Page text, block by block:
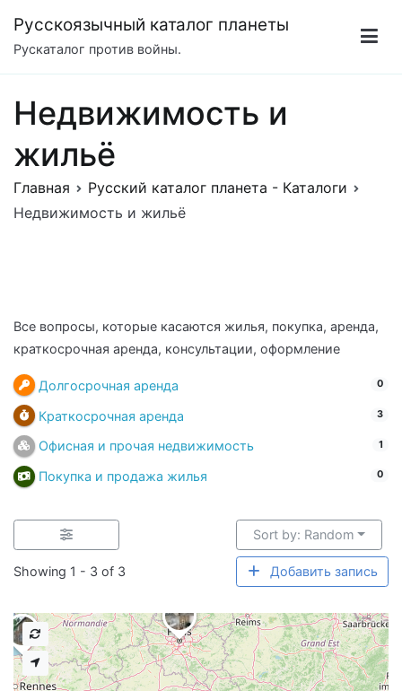
содержимому
Русскоязычный каталог планеты
Рускаталог против войны.
Недвижимость и
жильё
Главная
Русский каталог планета - Каталоги
Недвижимость и жильё
Все вопросы, которые касаются жилья, покупка, аренда,
краткосрочная аренда, консультации, оформление
Долгосрочная аренда 0
Краткосрочная аренда 3
Офисная и прочая недвижимость 1
Покупка и продажа жилья 0
Showing 1 - 3 of 3
Sort by: Random
Добавить запись